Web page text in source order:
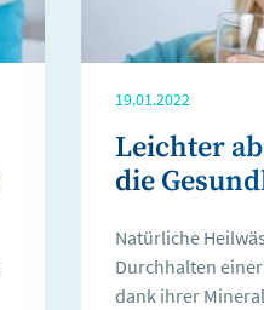
19.01.2022
Leichter
die
Natürliche
Durchhalten
dank ihrer